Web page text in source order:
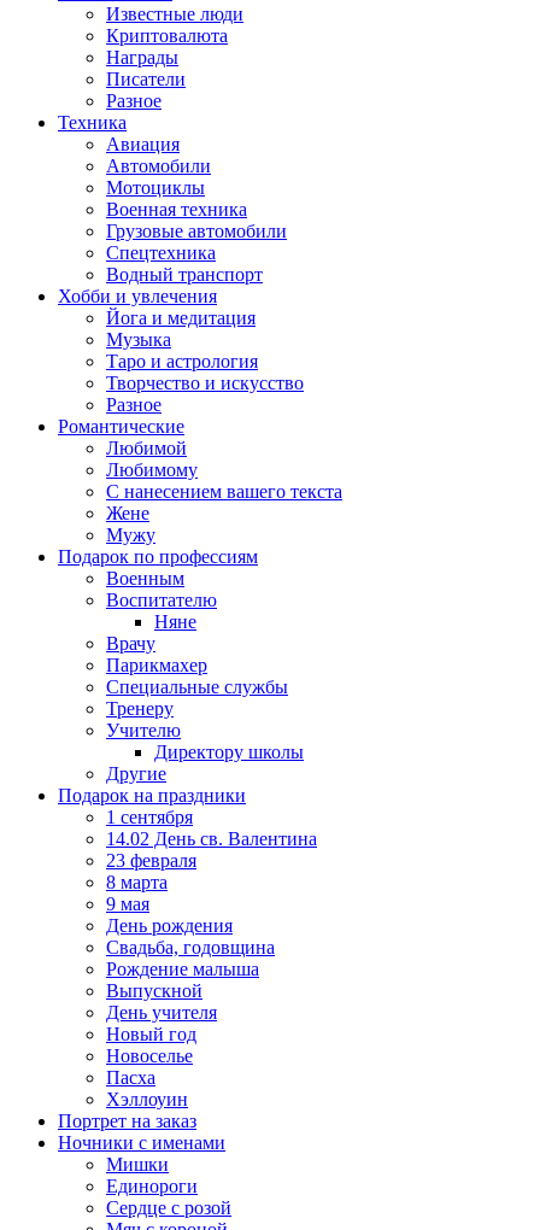
Известные люди
Криптовалюта
Награды
Писатели
Разное
Техника
Авиация
Автомобили
Мотоциклы
Военная техника
Грузовые автомобили
Спецтехника
Водный транспорт
Хобби и увлечения
Йога и медитация
Музыка
Таро и астрология
Творчество и искусство
Разное
Романтические
Любимой
Любимому
С нанесением вашего текста
Жене
Мужу
Подарок по профессиям
Военным
Воспитателю
Няне
Врачу
Парикмахер
Специальные службы
Тренеру
Учителю
Директору школы
Другие
Подарок на праздники
1 сентября
14.02 День св. Валентина
23 февраля
8 марта
9 мая
День рождения
Свадьба, годовщина
Рождение малыша
Выпускной
День учителя
Новый год
Новоселье
Пасха
Хэллоуин
Портрет на заказ
Ночники с именами
Мишки
Единороги
Сердце с розой